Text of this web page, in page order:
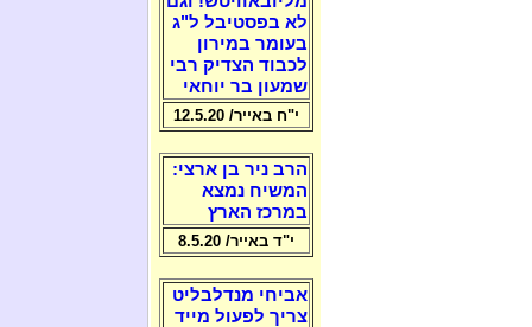
לא בפסטיבל ל"ג
בעומר במירון
לכבוד הצדיק רבי
שמעון בר יוחאי
י"ח באייר/ 12.5.20
הרב ניר בן ארצי:
המשיח נמצא
במרכז הארץ
י"ד באייר/ 8.5.20
אביחי מנדלבליט
צריך לפעול מייד